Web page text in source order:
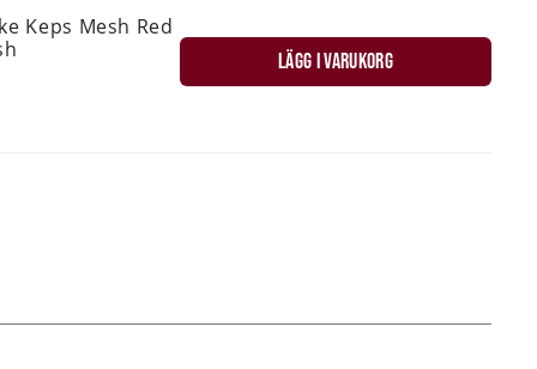
Keps Mesh Red
LÄGG I VARUKORG